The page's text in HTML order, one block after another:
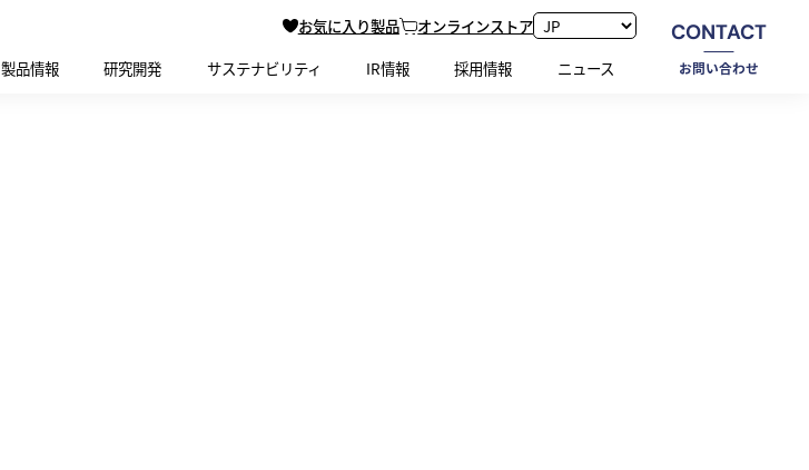
お気に入り製品
オンラインストア
製品情報 研究開発 サステナビリティ IR情報 採用情報 ニュース
CONTACT
お問い合わせ
8月のイベント・出展情報